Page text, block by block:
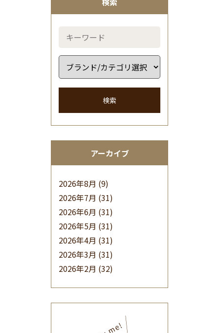
検索
アーカイブ
2026年8月 (9)
2026年7月 (31)
2026年6月 (31)
2026年5月 (31)
2026年4月 (31)
2026年3月 (31)
2026年2月 (32)
(32)